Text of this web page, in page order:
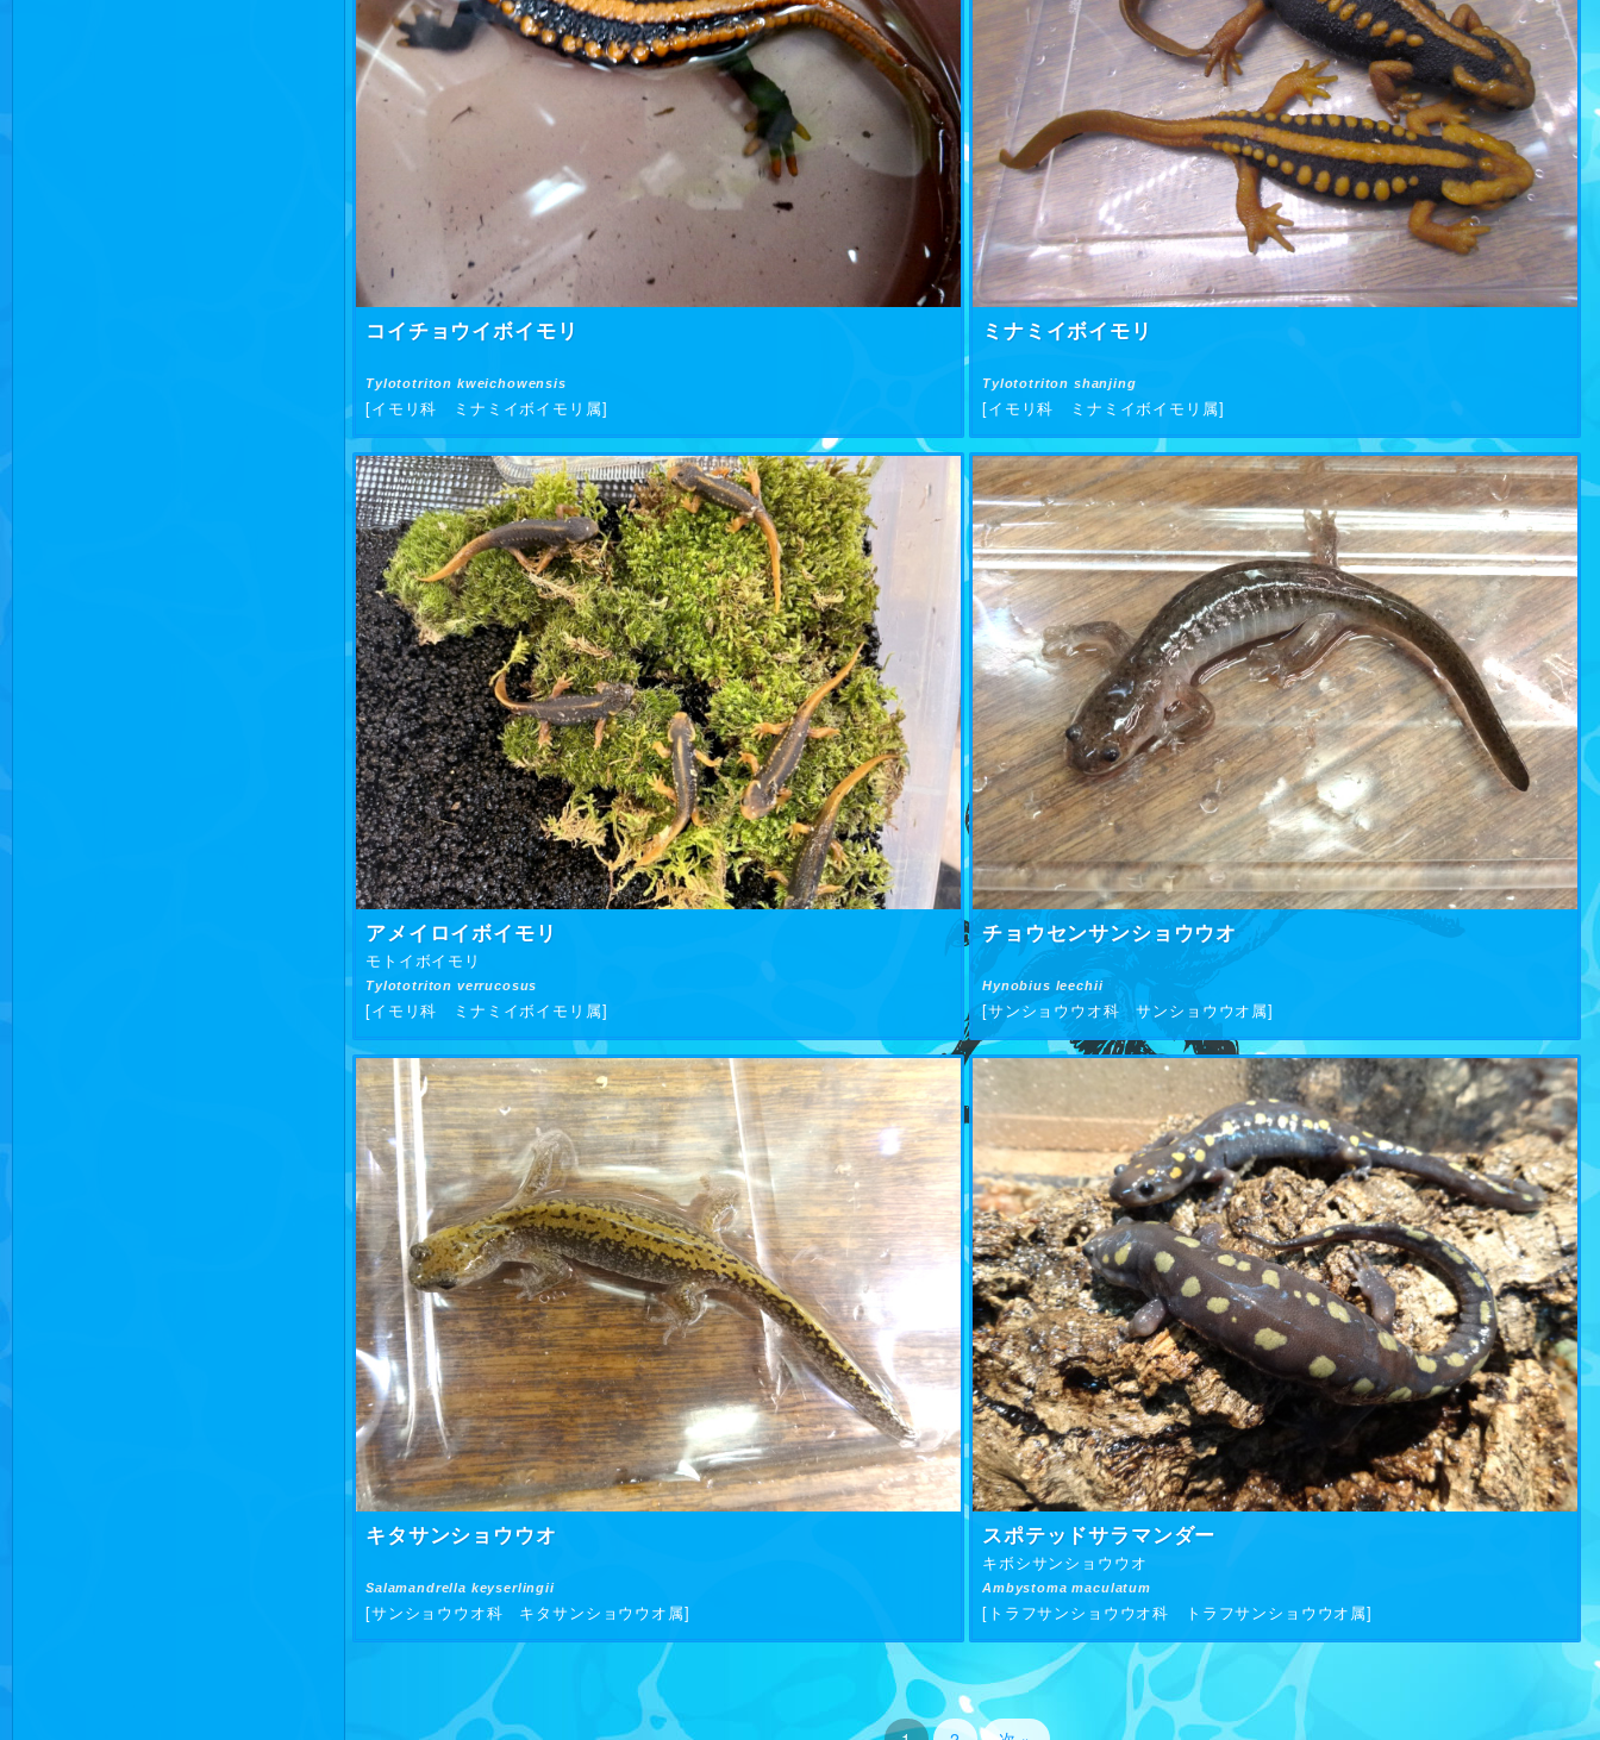
コイチョウイボイモリ
Tylototriton kweichowensis
[イモリ科 ミナミイボイモリ属]
ミナミイボイモリ
Tylototriton shanjing
[イモリ科 ミナミイボイモリ属]
アメイロイボイモリ
モトイボイモリ
Tylototriton verrucosus
[イモリ科 ミナミイボイモリ属]
チョウセンサンショウウオ
Hynobius leechii
[サンショウウオ科 サンショウウオ属]
キタサンショウウオ
Salamandrella keyserlingii
[サンショウウオ科 キタサンショウウオ属]
スポテッドサラマンダー
キボシサンショウウオ
Ambystoma maculatum
[トラフサンショウウオ科 トラフサンショウウオ属]